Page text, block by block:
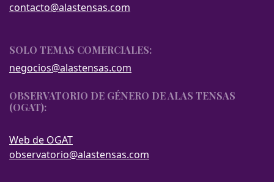
contacto@alastensas.com
SOLO TEMAS COMERCIALES:
negocios@alastensas.com
OBSERVATORIO DE GÉNERO DE ALAS TENSAS
(OGAT):
Web de OGAT
observatorio@alastensas.com